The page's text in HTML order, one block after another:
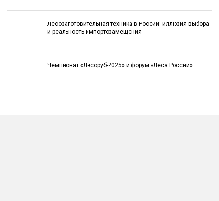
Лесозаготовительная техника в России: иллюзия выбора
и реальность импортозамещения
Чемпионат «Лесоруб-2025» и форум «Леса России»